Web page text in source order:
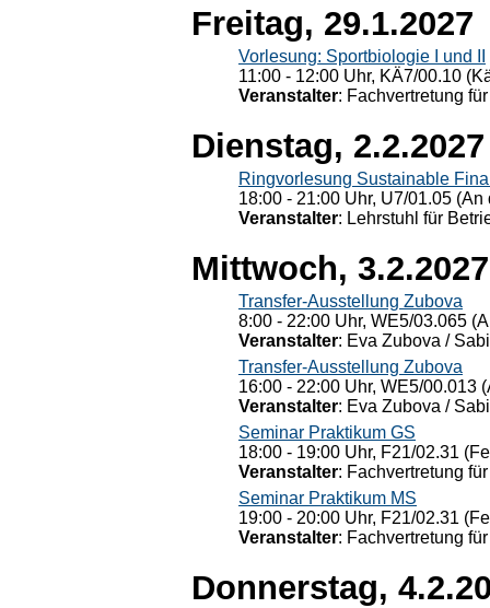
Freitag, 29.1.2027
Vorlesung: Sportbiologie I und II
11:00 - 12:00 Uhr, KÄ7/00.10
Veranstalter: Fachvertretung
Dienstag, 2.2.2027
Ringvorlesung Sustainable
18:00 - 21:00 Uhr, U7/01.05
Veranstalter: Lehrstuhl für
Mittwoch, 3.2.2027
Transfer-Ausstellung Zubova
8:00 - 22:00 Uhr, WE5/03.065
Veranstalter: Eva Zubova /
Transfer-Ausstellung Zubova
16:00 - 22:00 Uhr, WE5/00.013
Veranstalter: Eva Zubova /
Seminar Praktikum GS
18:00 - 19:00 Uhr, F21/02.31
Veranstalter: Fachvertretung
Seminar Praktikum MS
19:00 - 20:00 Uhr, F21/02.31
Veranstalter: Fachvertretung
Donnerstag,